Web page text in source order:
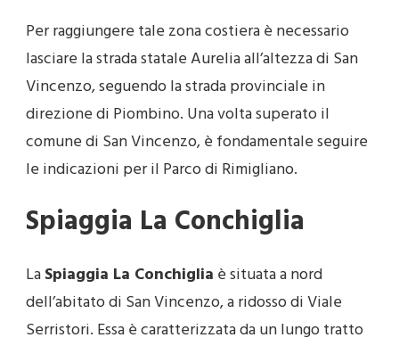
Per raggiungere tale zona costiera è necessario
lasciare la strada statale Aurelia all’altezza di San
Vincenzo, seguendo la strada provinciale in
direzione di Piombino. Una volta superato il
comune di San Vincenzo, è fondamentale seguire
le indicazioni per il Parco di Rimigliano.
Spiaggia La Conchiglia
LaSpiaggia La Conchiglia è situata a nord
dell’abitato di San Vincenzo, a ridosso di Viale
Serristori. Essa è caratterizzata da un lungo tratto